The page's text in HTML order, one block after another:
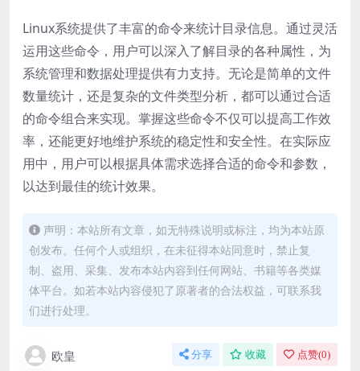
Linux系统提供了丰富的命令来统计目录信息。通过灵活
运用这些命令，用户可以深入了解目录的各种属性，为
系统管理和数据处理提供有力支持。无论是简单的文件
数量统计，还是复杂的文件类型分析，都可以通过合适
的命令组合来实现。掌握这些命令不仅可以提高工作效
率，还能更好地维护系统的稳定性和安全性。在实际应
用中，用户可以根据具体需求选择合适的命令和参数，
以达到最佳的统计效果。
声明：本站所有文章，如无特殊说明或标注，均为本站原
创发布。任何个人或组织，在未征得本站同意时，禁止复
制、盗用、采集、发布本站内容到任何网站、书籍等各类媒
体平台。如若本站内容侵犯了原著者的合法权益，可联系我
们进行处理。
欧皇 分享 收藏 点赞(0)